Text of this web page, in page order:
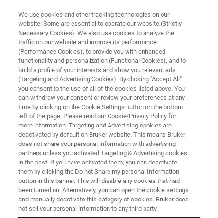
SERWIS
Wsparcie oprogramowania i
migracja do wyższych wersji
Oprogramowanie Bruker do pobrania zapewnia
wcześniejszy dostęp do najnowszych
aktualizacji i modułów wczesnego dostępu.
We use cookies and other tracking technologies on our
website. Some are essential to operate our website (Strictly
Necessary Cookies). We also use cookies to analyze the
traffic on our website and improve its performance
(Performance Cookies), to provide you with enhanced
functionality and personalization (Functional Cookies), and to
build a profile of your interests and show you relevant ads
(Targeting and Advertising Cookies). By clicking "Accept All",
you consent to the use of all of the cookies listed above. You
can withdraw your consent or review your preferences at any
time by clicking on the Cookie Settings button on the bottom
left of the page. Please read our Cookie/Privacy Policy for
more information. Targeting and Advertising cookies are
deactivated by default on Bruker website. This means Bruker
does not share your personal information with advertising
partners unless you activated Targeting & Advertising cookies
in the past. If you have activated them, you can deactivate
them by clicking the Do not Share my personal Information
button in this banner. This will disable any cookies that had
been turned on. Alternatively, you can open the cookie settings
and manually deactivate this category of cookies. Bruker does
not sell your personal information to any third party.